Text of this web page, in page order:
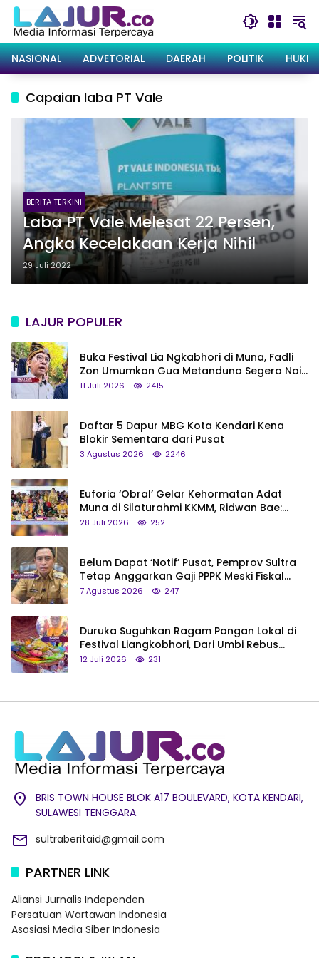
Langsung
konten
NASIONAL
ADVETORIAL DAERAH POLITIK
Capaian laba PT Vale
BERITA TERKINI
Laba PT Vale Melesat 22 Persen,
Angka Kecelakaan Kerja Nihil
29 Juli 2022
LAJUR POPULER
Buka Festival Lia Ngkabhori di Muna, Fadli
Zon Umumkan Gua Metanduno Segera Naik
Status Jadi Cagar Budaya Nasional
11 Juli 2026 2415
Daftar 5 Dapur MBG Kota Kendari Kena
Blokir Sementara dari Pusat
3 Agustus 2026 2246
Euforia ‘Obral’ Gelar Kehormatan Adat
Muna di Silaturahmi KKMM, Ridwan Bae:
Saya Bukan Tipe Begitu, Belum Pantas!
28 Juli 2026 252
Belum Dapat ‘Notif’ Pusat, Pemprov Sultra
Tetap Anggarkan Gaji PPPK Meski Fiskal
Megap-Megap
7 Agustus 2026 247
Duruka Suguhkan Ragam Pangan Lokal di
Festival Liangkobhori, Dari Umbi Rebus
hingga Tumpeng Beras Muna
12 Juli 2026 231
BRIS TOWN HOUSE BLOK A17 BOULEVARD, KOTA KENDARI,
SULAWESI TENGGARA.
sultraberitaid@gmail.com
PARTNER LINK
Aliansi Jurnalis Independen
Persatuan Wartawan Indonesia
Asosiasi Media Siber Indonesia